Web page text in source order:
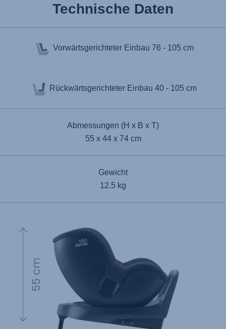
Technische Daten
Vorwärtsgerichteter Einbau 76 - 105 cm
Rückwärtsgerichteter Einbau 40 - 105 cm
Abmessungen (H x B x T)
55 x 44 x 74 cm
Gewicht
12.5 kg